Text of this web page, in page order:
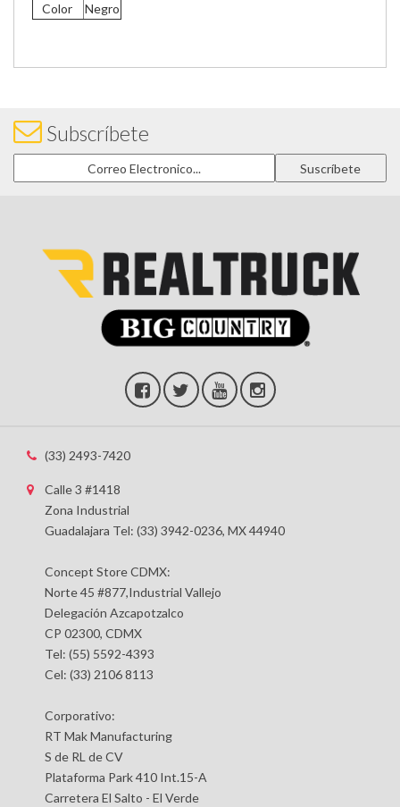
Color
Negro
Subscríbete
(33) 2493-7420
Calle 3 #1418
Zona Industrial
Guadalajara Tel: (33) 3942-0236, MX 44940
Concept Store CDMX:
Norte 45 #877,Industrial Vallejo
Delegación Azcapotzalco
CP 02300, CDMX
Tel: (55) 5592-4393
Cel: (33) 2106 8113
Corporativo:
RT Mak Manufacturing
S de RL de CV
Plataforma Park 410 Int.15-A
Carretera El Salto - El Verde